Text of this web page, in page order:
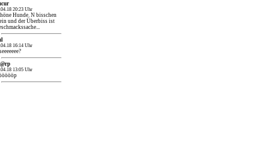
20:23 Uhr
Hunde. N bisschen
und der Überbiss ist
16:14 Uhr
13:05 Uhr